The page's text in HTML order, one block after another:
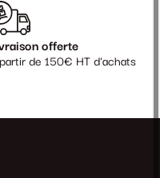
offerte
de 150€ HT d'achats